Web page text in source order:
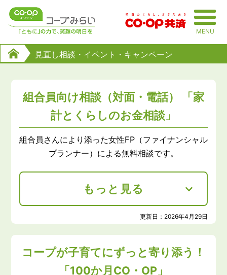
Skip
content
MENU
見直し相談・イベント・キャンペーン
組合員向け相談（対面・電話） 「家
計とくらしのお金相談」
組合員さんにより添った女性FP（ファイナンシャル
プランナー）による無料相談です。
もっと見る
更新日： 2026年4月29日
コープが子育てにずっと寄り添う！
「100か月CO・OP」